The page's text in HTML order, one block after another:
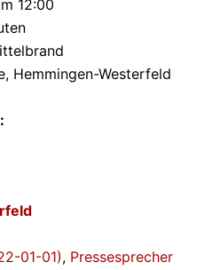
12:00
Hemmingen-Westerfeld
01-01), Pressesprecher